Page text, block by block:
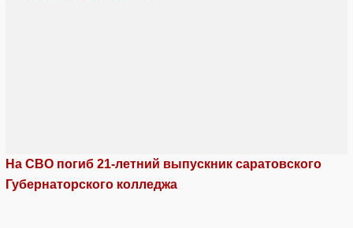
На СВО погиб 21-летний выпускник саратовского
Губернаторского колледжа